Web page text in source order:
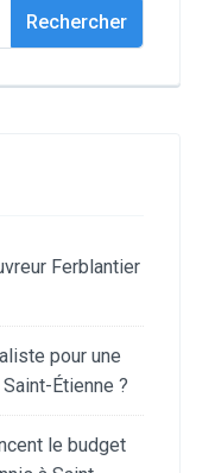
Ferblantier
pour une
Étienne ?
le budget